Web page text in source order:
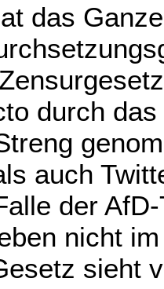
das
durch
auch
der
nicht
sieht